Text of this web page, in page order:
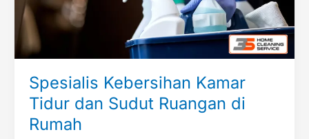
Spesialis Kebersihan Kamar
Tidur dan Sudut Ruangan di
Rumah